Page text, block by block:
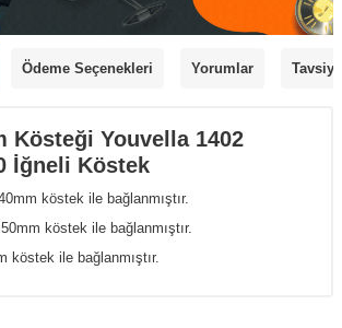
Ödeme Seçenekleri Yorumlar
Kösteği Youvella 1402
İğneli Köstek
köstek ile bağlanmıştır.
köstek ile bağlanmıştır.
köstek ile bağlanmıştır.